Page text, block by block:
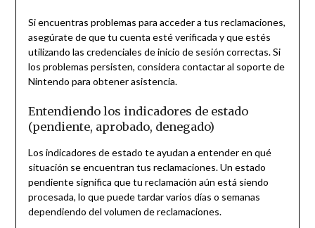
Si encuentras problemas para acceder a tus reclamaciones,
asegúrate de que tu cuenta esté verificada y que estés
utilizando las credenciales de inicio de sesión correctas. Si
los problemas persisten, considera contactar al soporte de
Nintendo para obtener asistencia.
Entendiendo los indicadores de estado
(pendiente, aprobado, denegado)
Los indicadores de estado te ayudan a entender en qué
situación se encuentran tus reclamaciones. Un estado
pendiente significa que tu reclamación aún está siendo
procesada, lo que puede tardar varios días o semanas
dependiendo del volumen de reclamaciones.